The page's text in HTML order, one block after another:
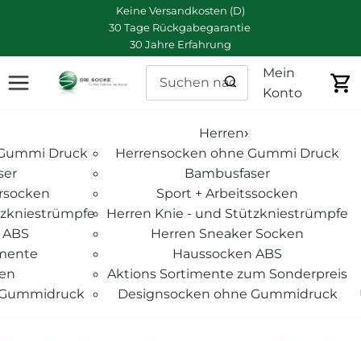
Keine Versandkosten (D)
30 Tage Rückgabegarantie
30 Jahre Erfahrung
Mein
Konto
Druck
Herren›
Herrensocken ohne Gummi Druck
Bambusfaser
Sport + Arbeitssocken
Herren Knie - und Stützkniestrümpfe
Herren Sneaker Socken
Haussocken ABS
Aktions Sortimente zum Sonderpreis
Designsocken ohne Gummidruck